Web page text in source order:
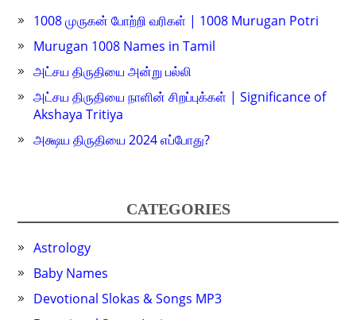
1008 முருகன் போற்றி வரிகள் | 1008 Murugan Potri
Murugan 1008 Names in Tamil
அட்சய திருதியை அன்று பல்லி
அட்சய திருதியை நாளின் சிறப்புக்கள் | Significance of
Akshaya Tritiya
அக்ஷய திருதியை 2024 எப்போது?
CATEGORIES
Astrology
Baby Names
Devotional Slokas & Songs MP3